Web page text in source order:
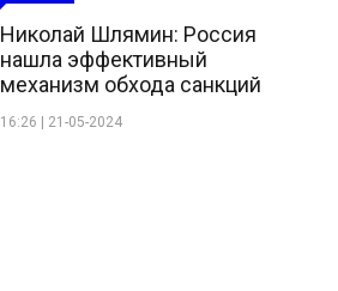
Николай Шлямин: Россия
нашла эффективный
механизм обхода санкций
16:26 | 21-05-2024